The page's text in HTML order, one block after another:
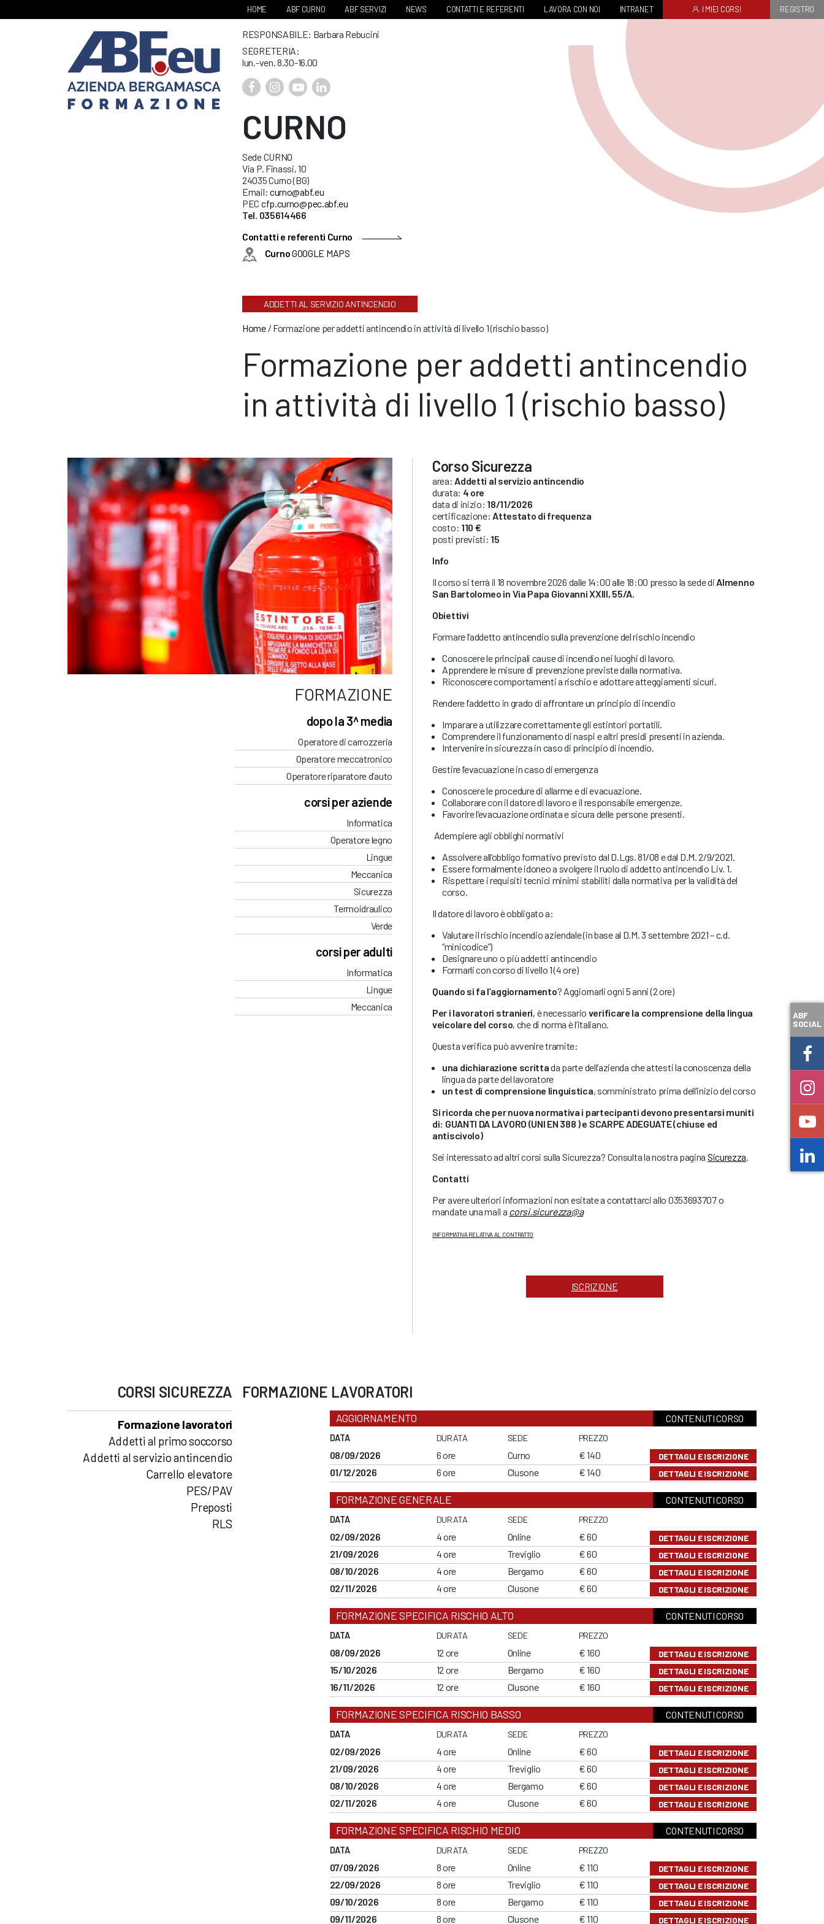
HOME ABF CURNO ABF SERVIZI NEWS CONTATTI E REFERENTI LAVORA CON NOI INTRANET I MIEI CORSI REGISTRO
RESPONSABILE: Barbara Rebucini
SEGRETERIA:
lun.-ven. 8.30-16.00
CURNO
Sede CURNO
Via P. Finassi, 10
24035 Curno (BG)
Email: curno@abf.eu
PEC cfp.curno@pec.abf.eu
Tel. 035614466
Contatti e referenti Curno
CurnoGOOGLE MAPS
ADDETTI AL SERVIZIO ANTINCENDIO
Home/ Formazione per addetti antincendio in attività di livello 1 (rischio basso)
Formazione per addetti antincendio
in attività di livello 1 (rischio basso)
FORMAZIONE
dopo la 3^ media
Operatore di carrozzeria
Operatore meccatronico
Operatore riparatore d’auto
corsi per aziende
Informatica
Operatore legno
Lingue
Meccanica
Sicurezza
Termoidraulico
Verde
corsi per adulti
Informatica
Lingue
Meccanica
Corso Sicurezza
area: Addetti al servizio antincendio
durata: 4 ore
data di inizio: 18/11/2026
certificazione: Attestato di frequenza
costo: 110 €
posti previsti: 15
Info
Il corso si terrà il 18 novembre 2026 dalle 14:00 alle 18:00 presso la sede di Almenno
San Bartolomeo in Via Papa Giovanni XXIII, 55/A.
Obiettivi
Formare l’addetto antincendio sulla prevenzione del rischio incendio
Conoscere le principali cause di incendio nei luoghi di lavoro.
Apprendere le misure di prevenzione previste dalla normativa.
Riconoscere comportamenti a rischio e adottare atteggiamenti sicuri.
Rendere l’addetto in grado di affrontare un principio di incendio
Imparare a utilizzare correttamente gli estintori portatili.
Comprendere il funzionamento di naspi e altri presidi presenti in azienda.
Intervenire in sicurezza in caso di principio di incendio.
Gestire l’evacuazione in caso di emergenza
Conoscere le procedure di allarme e di evacuazione.
Collaborare con il datore di lavoro e il responsabile emergenze.
Favorire l’evacuazione ordinata e sicura delle persone presenti.
Adempiere agli obblighi normativi
Assolvere all’obbligo formativo previsto dal D.Lgs. 81/08 e dal D.M. 2/9/2021.
Essere formalmente idoneo a svolgere il ruolo di addetto antincendio Liv. 1.
Rispettare i requisiti tecnici minimi stabiliti dalla normativa per la validità del
corso.
Il datore di lavoro è obbligato a:
Valutare il rischio incendio aziendale (in base al D.M. 3 settembre 2021 – c.d.
“minicodice”)
Designare uno o più addetti antincendio
Formarli con corso di livello 1 (4 ore)
Quando si fa l’aggiornamento? Aggiornarli ogni 5 anni (2 ore)
Per i lavoratori stranieri, è necessario verificare la comprensione della lingua
veicolare del corso, che di norma è l’italiano.
Questa verifica può avvenire tramite:
una dichiarazione scrittada parte dell’azienda che attesti la conoscenza della
lingua da parte del lavoratore
un test di comprensione linguistica, somministrato prima dell’inizio del corso
Si ricorda che per nuova normativa i partecipanti devono presentarsi muniti
di: GUANTI DA LAVORO (UNI EN 388 ) e SCARPE ADEGUATE (chiuse ed
antiscivolo)
Sei interessato ad altri corsi sulla Sicurezza? Consulta la nostra pagina Sicurezza
Contatti
Per avere ulteriori informazioni non esitate a contattarci allo 0353693707 o
mandate una mail a corsi.sicurezza@a
INFORMATIVA RELATIVA AL CONTRATTO
ISCRIZIONE
CORSI SICUREZZA
Addetti al primo soccorso
Addetti al servizio antincendio
Carrello elevatore
Formazione lavoratori
PES/PAV
Preposti
RLS
FORMAZIONE LAVORATORI
AGGIORNAMENTO CONTENUTI CORSO
DATA DURATA SEDE PREZZO
08/09/2026 6 ore Curno € 140 DETTAGLI E ISCRIZIONE
01/12/2026 6 ore Clusone € 140 DETTAGLI E ISCRIZIONE
FORMAZIONE GENERALE CONTENUTI CORSO
DATA DURATA SEDE PREZZO
02/09/2026 4 ore Online € 60 DETTAGLI E ISCRIZIONE
21/09/2026 4 ore Treviglio € 60 DETTAGLI E ISCRIZIONE
08/10/2026 4 ore Bergamo € 60 DETTAGLI E ISCRIZIONE
02/11/2026 4 ore Clusone € 60 DETTAGLI E ISCRIZIONE
FORMAZIONE SPECIFICA RISCHIO ALTO CONTENUTI CORSO
DATA DURATA SEDE PREZZO
08/09/2026 12 ore Online € 160 DETTAGLI E ISCRIZIONE
15/10/2026 12 ore Bergamo € 160 DETTAGLI E ISCRIZIONE
16/11/2026 12 ore Clusone € 160 DETTAGLI E ISCRIZIONE
FORMAZIONE SPECIFICA RISCHIO BASSO CONTENUTI CORSO
DATA DURATA SEDE PREZZO
02/09/2026 4 ore Online € 60 DETTAGLI E ISCRIZIONE
21/09/2026 4 ore Treviglio € 60 DETTAGLI E ISCRIZIONE
08/10/2026 4 ore Bergamo € 60 DETTAGLI E ISCRIZIONE
02/11/2026 4 ore Clusone € 60 DETTAGLI E ISCRIZIONE
FORMAZIONE SPECIFICA RISCHIO MEDIO CONTENUTI CORSO
DATA DURATA SEDE PREZZO
07/09/2026 8 ore Online € 110 DETTAGLI E ISCRIZIONE
22/09/2026 8 ore Treviglio € 110 DETTAGLI E ISCRIZIONE
09/10/2026 8 ore Bergamo € 110 DETTAGLI E ISCRIZIONE
09/11/2026 8 ore Clusone € 110 DETTAGLI E ISCRIZIONE
ABF
SOCIAL